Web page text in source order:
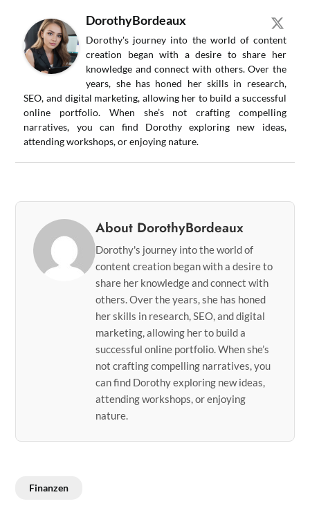
DorothyBordeaux
Dorothy's journey into the world of content
creation began with a desire to share her
knowledge and connect with others. Over the
years, she has honed her skills in research,
SEO, and digital marketing, allowing her to build a successful
online portfolio. When she’s not crafting compelling
narratives, you can find Dorothy exploring new ideas,
attending workshops, or enjoying nature.
About DorothyBordeaux
Dorothy's journey into the world of
content creation began with a desire to
share her knowledge and connect with
others. Over the years, she has honed
her skills in research, SEO, and digital
marketing, allowing her to build a
successful online portfolio. When she’s
not crafting compelling narratives, you
can find Dorothy exploring new ideas,
attending workshops, or enjoying
nature.
Finanzen